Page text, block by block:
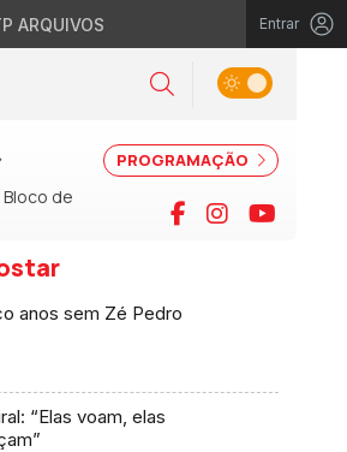
ARQUIVOS Entrar
Pesquisar
Alternar tema
PROGRAMAÇÃO
de
Facebook
Instagram
anos sem Zé Pedro
“Elas voam, elas